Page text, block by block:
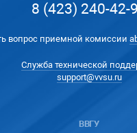
8 (423) 240-42-
вопрос приемной комиссии
Служба технической
support@vvsu.ru
ВВГУ